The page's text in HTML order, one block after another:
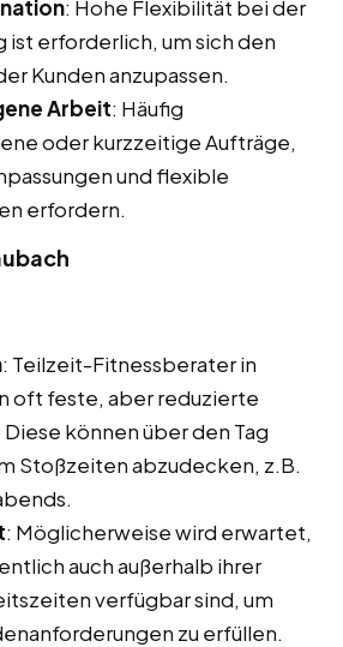
: Hohe Flexibilität bei der
ist erforderlich, um sich den
Kunden anzupassen.
Arbeit: Häufig
oder kurzzeitige Aufträge,
und flexible
erfordern.
: Teilzeit-Fitnessberater in
oft feste, aber reduzierte
können über den Tag
Stoßzeiten abzudecken, z.B.
: Möglicherweise wird erwartet,
auch außerhalb ihrer
verfügbar sind, um
zu erfüllen.